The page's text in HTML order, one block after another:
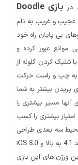
بازی Doodle
و غریب به نام
بی پایان راه خود
موانع عبور کرده و
شلیک کردن گلوله از
به چپ و راست حرکت
پریدن بیشتر به شما
مسیر بیشتری را
بیشتری را کسب
محیط سه بعدی طراحی
شده و مناسب تمامی سیستم های اندروید 4.1 به بالا و iOS 8.0
ورژن های این بازی